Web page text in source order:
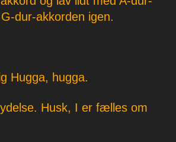
dur-akkorden igen.
Hugga, hugga.
Husk, I er fælles om